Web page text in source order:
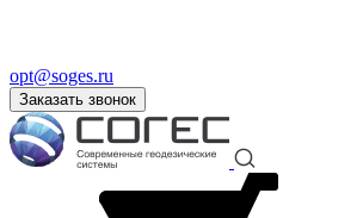
opt@soges.ru
Заказать звонок